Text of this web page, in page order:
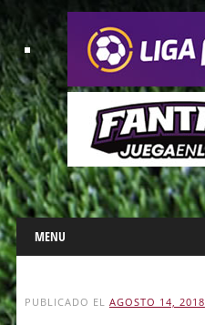
Main menu
Skip
to
content
MENU
PUBLICADO EL AGOSTO 14, 2018